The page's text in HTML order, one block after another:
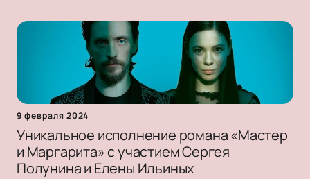
9 февраля 2024
Уникальное исполнение романа «Мастер
и Маргарита» с участием Сергея
Полунина и Елены Ильиных